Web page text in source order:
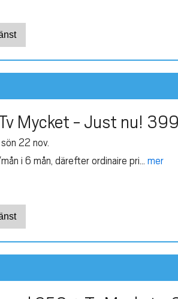
Mycket - Just nu!
22 nov.
i 6 mån, därefter ordinaire pri... mer